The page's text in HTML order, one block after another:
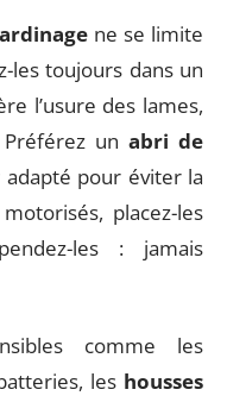
ne se limite
les toujours dans un
l’usure des lames,
Préférez unabri de
pour éviter la
placez-les
les : jamais
comme les
les housses